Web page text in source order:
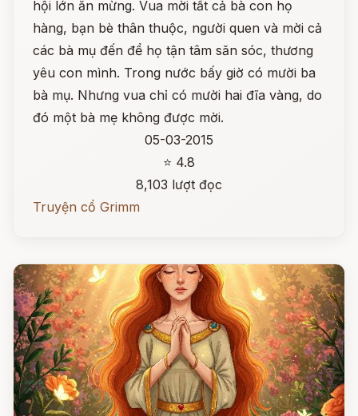
hội lớn ăn mừng. Vua mời tất cả bà con họ
hàng, bạn bè thân thuộc, người quen và mời cả
các bà mụ đến để họ tận tâm săn sóc, thương
yêu con mình. Trong nước bấy giờ có mười ba
bà mụ. Nhưng vua chỉ có mười hai đĩa vàng, do
đó một bà mẹ không được mời.
05-03-2015
⭐ 4.8
8,103 lượt đọc
Truyện cổ Grimm